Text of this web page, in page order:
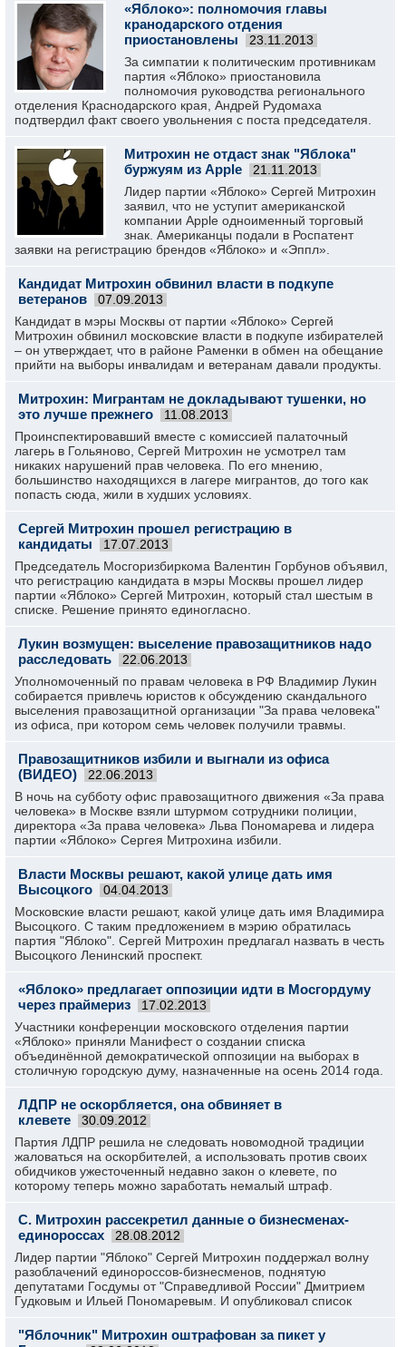
«Яблоко»: полномочия главы
кранодарского отдения
приостановлены
23.11.2013
За симпатии к политическим противникам
партия «Яблоко» приостановила
полномочия руководства регионального
отделения Краснодарского края, Андрей Рудомаха
подтвердил факт своего увольнения с поста председателя.
Митрохин не отдаст знак "Яблока"
буржуям из Apple
21.11.2013
Лидер партии «Яблоко» Сергей Митрохин
заявил, что не уступит американской
компании Apple одноименный торговый
знак. Американцы подали в Роспатент
заявки на регистрацию брендов «Яблоко» и «Эппл».
Кандидат Митрохин обвинил власти в подкупе
ветеранов
07.09.2013
Кандидат в мэры Москвы от партии «Яблоко» Сергей
Митрохин обвинил московские власти в подкупе избирателей
– он утверждает, что в районе Раменки в обмен на обещание
прийти на выборы инвалидам и ветеранам давали продукты.
Митрохин: Мигрантам не докладывают тушенки, но
это лучше прежнего
11.08.2013
Проинспектировавший вместе с комиссией палаточный
лагерь в Гольяново, Сергей Митрохин не усмотрел там
никаких нарушений прав человека. По его мнению,
большинство находящихся в лагере мигрантов, до того как
попасть сюда, жили в худших условиях.
Сергей Митрохин прошел регистрацию в
кандидаты
17.07.2013
Председатель Мосгоризбиркома Валентин Горбунов объявил,
что регистрацию кандидата в мэры Москвы прошел лидер
партии «Яблоко» Сергей Митрохин, который стал шестым в
списке. Решение принято единогласно.
Лукин возмущен: выселение правозащитников надо
расследовать
22.06.2013
Уполномоченный по правам человека в РФ Владимир Лукин
собирается привлечь юристов к обсуждению скандального
выселения правозащитной организации "За права человека"
из офиса, при котором семь человек получили травмы.
Правозащитников избили и выгнали из офиса
(ВИДЕО)
22.06.2013
В ночь на субботу офис правозащитного движения «За права
человека» в Москве взяли штурмом сотрудники полиции,
директора «За права человека» Льва Пономарева и лидера
партии «Яблоко» Сергея Митрохина избили.
Власти Москвы решают, какой улице дать имя
Высоцкого
04.04.2013
Московские власти решают, какой улице дать имя Владимира
Высоцкого. С таким предложением в мэрию обратилась
партия "Яблоко". Сергей Митрохин предлагал назвать в честь
Высоцкого Ленинский проспект.
«Яблоко» предлагает оппозиции идти в Мосгордуму
через праймериз
17.02.2013
Участники конференции московского отделения партии
«Яблоко» приняли Манифест о создании списка
объединённой демократической оппозиции на выборах в
столичную городскую думу, назначенные на осень 2014 года.
ЛДПР не оскорбляется, она обвиняет в
клевете
30.09.2012
Партия ЛДПР решила не следовать новомодной традиции
жаловаться на оскорбителей, а использовать против своих
обидчиков ужесточенный недавно закон о клевете, по
которому теперь можно заработать немалый штраф.
С. Митрохин рассекретил данные о бизнесменах-
единороссах
28.08.2012
Лидер партии "Яблоко" Сергей Митрохин поддержал волну
разоблачений единороссов-бизнесменов, поднятую
депутатами Госдумы от "Справедливой России" Дмитрием
Гудковым и Ильей Пономаревым. И опубликовал список
"Яблочник" Митрохин оштрафован за пикет у